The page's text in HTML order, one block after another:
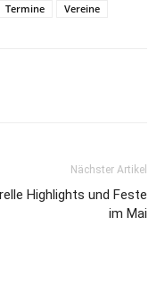
Termine Vereine
Nächster Artikel
Highlights und Feste
im Mai